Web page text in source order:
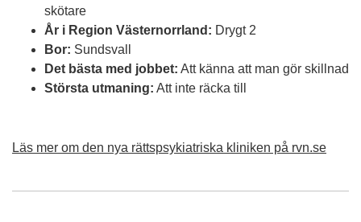
skötare
År i Region Västernorrland: Drygt 2
Bor: Sundsvall
Det bästa med jobbet: Att känna att man gör skillnad
Största utmaning: Att inte räcka till
Läs mer om den nya rättspsykiatriska kliniken på rvn.se